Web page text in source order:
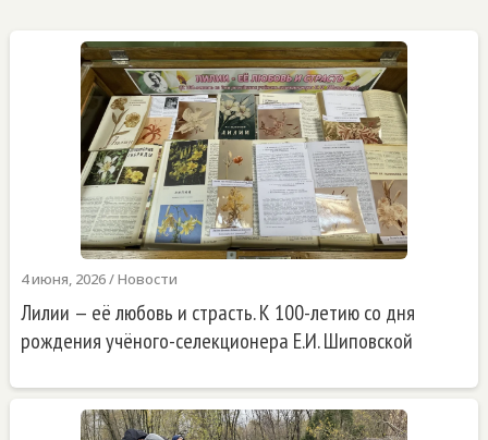
4 июня, 2026/Новости
Лилии — её любовь и страсть. К 100-летию со дня
рождения учёного-селекционера Е.И. Шиповской